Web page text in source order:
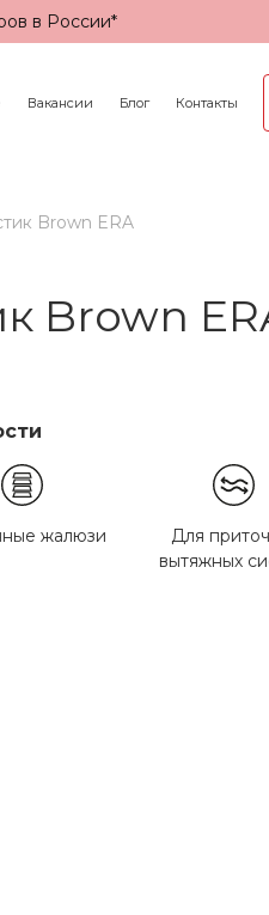
в России*
Вакансии Блог Контакты
Brown ERA
Brown
жалюзи
Для
вытяжных